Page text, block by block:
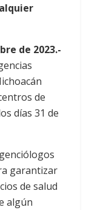
de 2023.-
de
días 31 de
garantizar
de salud
algún